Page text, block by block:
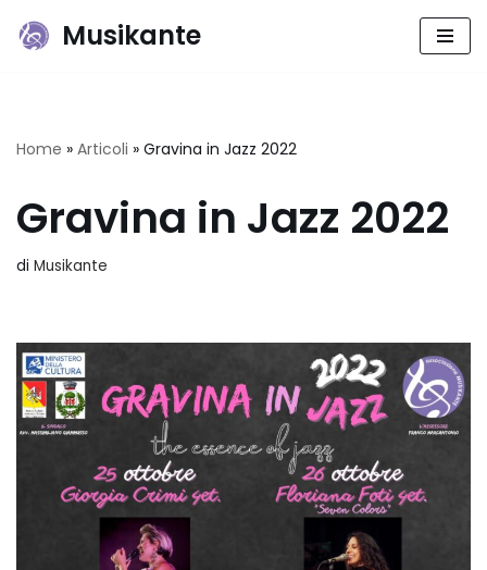
Musikante
Home » Articoli » Gravina in Jazz 2022
Gravina in Jazz 2022
di Musikante